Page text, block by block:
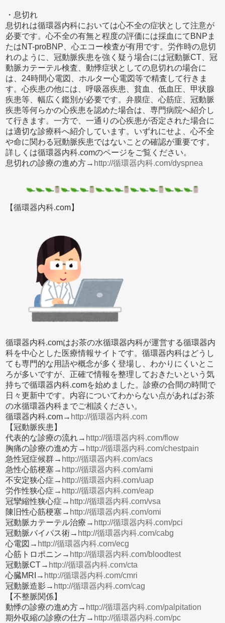
・息切れ
息切れは循環器内科においては心不全の症状として注意が
必要です。心不全の有無と程度の評価には採血にてBNPま
たはNT-proBNP、心エコー検査が有用です。労作時の息切
れのように、冠動脈疾患を強く疑う場合には冠動脈CT、冠
動脈カテーテル検査、動悸症状としての息切れの場合に
は、24時間心電図、ホルター心電図等で精査して行きま
す。心疾患の他には、呼吸器疾患、貧血、低血圧、甲状腺
疾患等、幅広く鑑別が必要です。弁膜症、心筋症、冠動脈
疾患等何らかの心疾患を認めた場合は、専門病院へ紹介し
て行きます。一方で、一通りの心疾患が否定された場合に
は適切な診療科へ紹介しています。いずれにせよ、心不全
や命に関わる冠動脈疾患ではないことの確認が重要です。
詳しくは循環器内科.comのページをご覧ください。
息切れの診療の進め方→ http://循環器内科.com/dyspnea
【循環器内科.com】
循環器内科.comはお茶の水循環器内科が運営する循環器内
科を中心とした医療情報サイトです。循環器内科はどうし
ても専門的な用語や概念が多く登場し、わかりにくいとこ
ろが多いですが、正確で情報を整理しておきたいという気
持ちで循環器内科.comを始めました。診療の合間の時間で
日々更新中です。内容についてわからない点があればお茶
の水循環器内科までご相談ください。
循環器内科.com→ http://循環器内科.com
【冠動脈疾患】
代表的な診療の流れ→ http://循環器内科.com/flow
胸痛の診療の進め方→ http://循環器内科.com/chestpain
急性冠症候群→ http://循環器内科.com/acs
急性心筋梗塞→ http://循環器内科.com/ami
不安定狭心症→ http://循環器内科.com/uap
労作性狭心症→ http://循環器内科.com/eap
冠攣縮性狭心症→ http://循環器内科.com/vsa
陳旧性心筋梗塞→ http://循環器内科.com/omi
冠動脈カテーテル治療→ http://循環器内科.com/pci
冠動脈バイパス術→ http://循環器内科.com/cabg
心電図→ http://循環器内科.com/ecg
心筋トロポニン→ http://循環器内科.com/bloodtest
冠動脈CT→ http://循環器内科.com/cta
心臓MRI→ http://循環器内科.com/cmri
冠動脈造影→ http://循環器内科.com/cag
【不整脈関係】
動悸の診療の進め方→ http://循環器内科.com/palpitation
期外収縮の診療の仕方→ http://循環器内科.com/pc